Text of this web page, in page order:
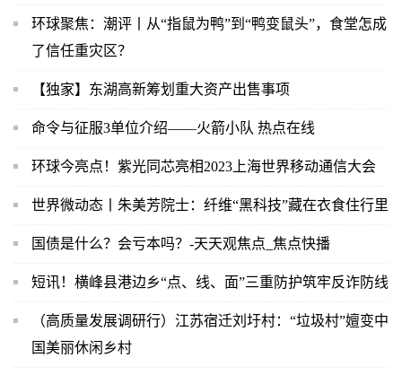
环球聚焦：潮评丨从“指鼠为鸭”到“鸭变鼠头”，食堂怎成
了信任重灾区？
【独家】东湖高新筹划重大资产出售事项
命令与征服3单位介绍——火箭小队 热点在线
环球今亮点！紫光同芯亮相2023上海世界移动通信大会
世界微动态丨朱美芳院士：纤维“黑科技”藏在衣食住行里
国债是什么？会亏本吗？-天天观焦点_焦点快播
短讯！横峰县港边乡“点、线、面”三重防护筑牢反诈防线
（高质量发展调研行）江苏宿迁刘圩村：“垃圾村”嬗变中
国美丽休闲乡村